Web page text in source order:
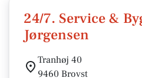
24/7. Service &
Jørgensen
Tranhøj 40
9460 Brovst